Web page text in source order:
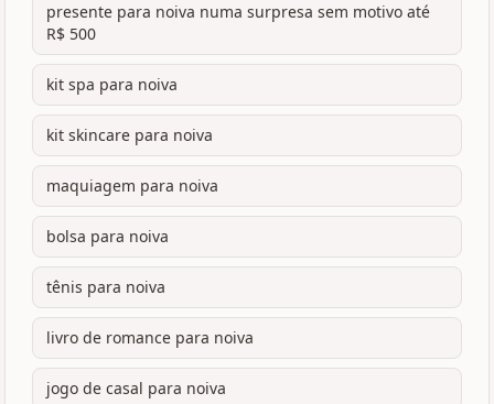
presente para noiva numa surpresa sem motivo até
R$ 500
kit spa para noiva
kit skincare para noiva
maquiagem para noiva
bolsa para noiva
tênis para noiva
livro de romance para noiva
jogo de casal para noiva